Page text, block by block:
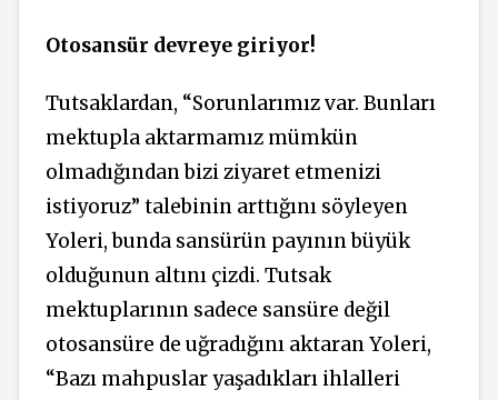
Otosansür devreye giriyor!
Tutsaklardan, “Sorunlarımız var. Bunları
mektupla aktarmamız mümkün
olmadığından bizi ziyaret etmenizi
istiyoruz” talebinin arttığını söyleyen
Yoleri, bunda sansürün payının büyük
olduğunun altını çizdi. Tutsak
mektuplarının sadece sansüre değil
otosansüre de uğradığını aktaran Yoleri,
“Bazı mahpuslar yaşadıkları ihlalleri